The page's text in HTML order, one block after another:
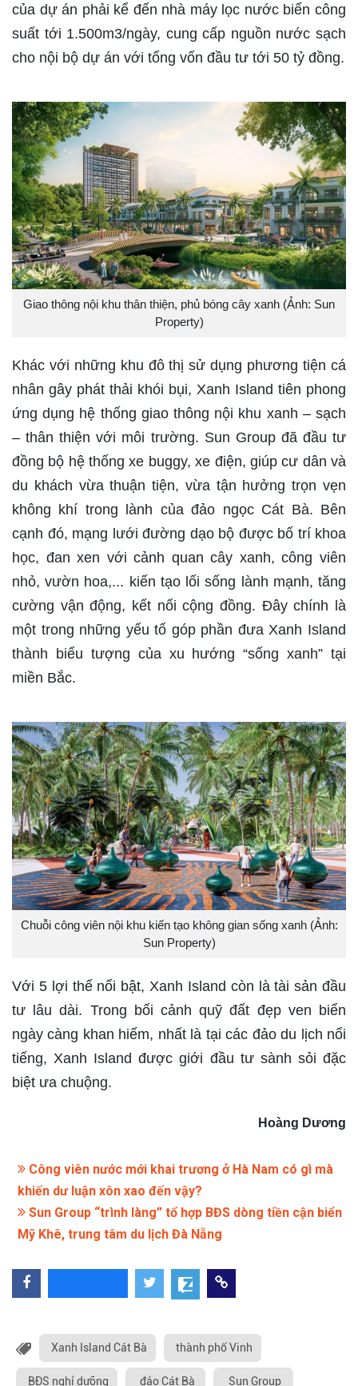
của dự án phải kể đến nhà máy lọc nước biển công
suất tới 1.500m3/ngày, cung cấp nguồn nước sạch
cho nội bộ dự án với tổng vốn đầu tư tới 50 tỷ đồng.
Giao thông nội khu thân thiện, phủ bóng cây xanh (Ảnh: Sun
Property)
Khác với những khu đô thị sử dụng phương tiện cá
nhân gây phát thải khói bụi, Xanh Island tiên phong
ứng dụng hệ thống giao thông nội khu xanh – sạch
– thân thiện với môi trường. Sun Group đã đầu tư
đồng bộ hệ thống xe buggy, xe điện, giúp cư dân và
du khách vừa thuận tiện, vừa tận hưởng trọn vẹn
không khí trong lành của đảo ngọc Cát Bà. Bên
cạnh đó, mạng lưới đường dạo bộ được bố trí khoa
học, đan xen với cảnh quan cây xanh, công viên
nhỏ, vườn hoa,... kiến tạo lối sống lành mạnh, tăng
cường vận động, kết nối cộng đồng. Đây chính là
một trong những yếu tố góp phần đưa Xanh Island
thành biểu tượng của xu hướng “sống xanh” tại
miền Bắc.
Chuỗi công viên nội khu kiến tạo không gian sống xanh (Ảnh:
Sun Property)
Với 5 lợi thế nổi bật, Xanh Island còn là tài sản đầu
tư lâu dài. Trong bối cảnh quỹ đất đẹp ven biển
ngày càng khan hiếm, nhất là tại các đảo du lịch nổi
tiếng, Xanh Island được giới đầu tư sành sỏi đặc
biệt ưa chuộng.
Hoàng Dương
Công viên nước mới khai trương ở Hà Nam có gì mà
khiến dư luận xôn xao đến vậy?
Sun Group “trình làng” tổ hợp BĐS dòng tiền cận biển
Mỹ Khê, trung tâm du lịch Đà Nẵng
Xanh Island Cát Bà thành phố Vinh
BĐS nghỉ dưỡng đảo Cát Bà Sun Group